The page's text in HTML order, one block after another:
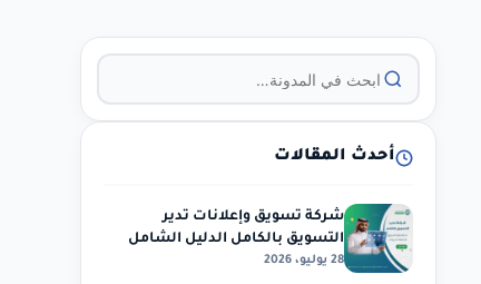
أحدث المقالات
شركة تسويق وإعلانات تدير
التسويق بالكامل الدليل الشامل
للتسويق
28 يوليو، 2026